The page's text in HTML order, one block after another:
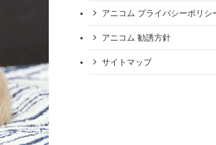
アニコム プライバシーポリシ
アニコム 勧誘方針
サイトマップ